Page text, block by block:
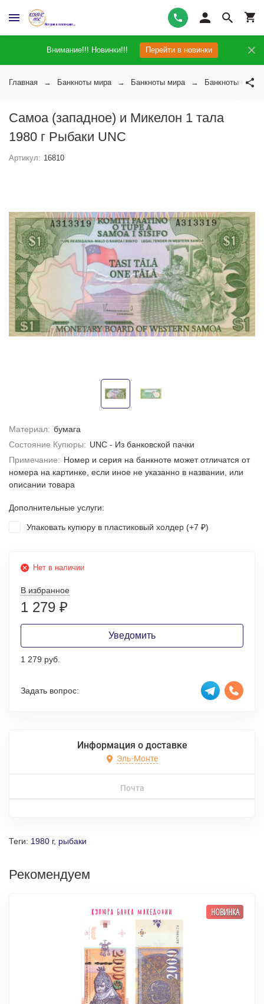
Внимание!!! Новинки!!! Перейти в новинки
Главная Банкноты мира Банкноты мира Банкноты Самоа
Самоа (западное) и Микелон 1 тала
1980 г Рыбаки UNC
Артикул: 16810
Материал: бумага
Состояние Купюры: UNC - Из банковской пачки
Примечание: Номер и серия на банкноте может отличатся от
номера на картинке, если иное не указанно в названии, или
описании товара
Дополнительные услуги:
Упаковать купюру в пластиковый холдер (+7 ₽)
Нет в наличии
В избранное
1 279 ₽
Уведомить
1 279 руб.
Задать вопрос:
Информация о доставке
Эль-Монте
Почта
Теги: 1980 г, рыбаки
Рекомендуем
НОВИНКА